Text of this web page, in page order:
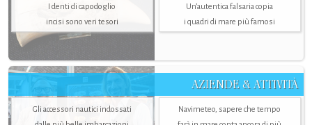
I denti di capodoglio
incisi sono veri tesori
Un’autentica falsaria copia
i quadri di mare più famosi
AZIENDE & ATTIVITÀ
Gli accessori nautici indossati
Navimeteo, sapere che tempo